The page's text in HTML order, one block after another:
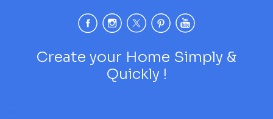
Create your Home Simply &
Quickly !